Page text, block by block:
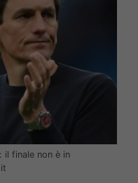
il finale non è in